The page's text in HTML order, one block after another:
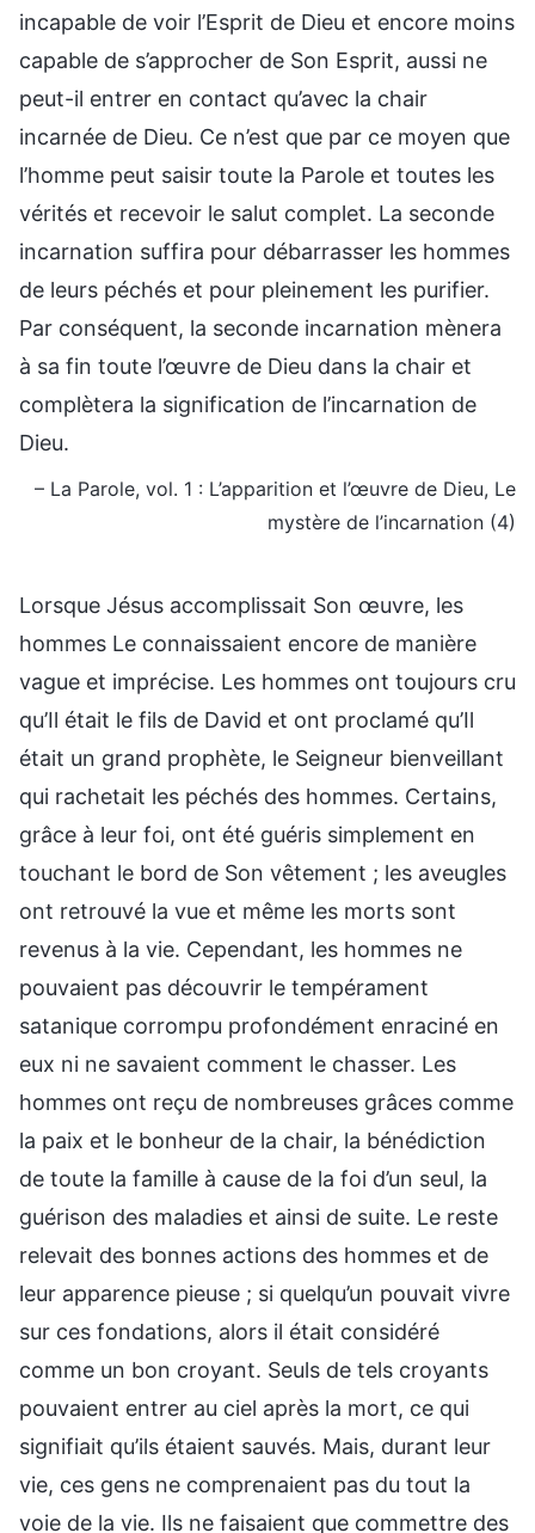
incapable de voir l’Esprit de Dieu et encore moins
capable de s’approcher de Son Esprit, aussi ne
peut-il entrer en contact qu’avec la chair
incarnée de Dieu. Ce n’est que par ce moyen que
l’homme peut saisir toute la Parole et toutes les
vérités et recevoir le salut complet. La seconde
incarnation suffira pour débarrasser les hommes
de leurs péchés et pour pleinement les purifier.
Par conséquent, la seconde incarnation mènera
à sa fin toute l’œuvre de Dieu dans la chair et
complètera la signification de l’incarnation de
Dieu.
– La Parole, vol. 1 : L’apparition et l’œuvre de Dieu, Le
mystère de l’incarnation (4)
Lorsque Jésus accomplissait Son œuvre, les
hommes Le connaissaient encore de manière
vague et imprécise. Les hommes ont toujours cru
qu’Il était le fils de David et ont proclamé qu’Il
était un grand prophète, le Seigneur bienveillant
qui rachetait les péchés des hommes. Certains,
grâce à leur foi, ont été guéris simplement en
touchant le bord de Son vêtement ; les aveugles
ont retrouvé la vue et même les morts sont
revenus à la vie. Cependant, les hommes ne
pouvaient pas découvrir le tempérament
satanique corrompu profondément enraciné en
eux ni ne savaient comment le chasser. Les
hommes ont reçu de nombreuses grâces comme
la paix et le bonheur de la chair, la bénédiction
de toute la famille à cause de la foi d’un seul, la
guérison des maladies et ainsi de suite. Le reste
relevait des bonnes actions des hommes et de
leur apparence pieuse ; si quelqu’un pouvait vivre
sur ces fondations, alors il était considéré
comme un bon croyant. Seuls de tels croyants
pouvaient entrer au ciel après la mort, ce qui
signifiait qu’ils étaient sauvés. Mais, durant leur
vie, ces gens ne comprenaient pas du tout la
voie de la vie. Ils ne faisaient que commettre des